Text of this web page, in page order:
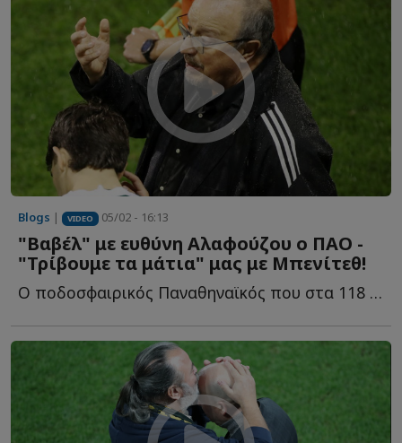
Blogs | VIDEO 05/02 - 16:13
"Βαβέλ" με ευθύνη Αλαφούζου o ΠΑΟ -
"Τρίβουμε τα μάτια" μας με Μπενίτεθ!
Ο ποδοσφαιρικός Παναθηναϊκός που στα 118 του χρόνια ζ...